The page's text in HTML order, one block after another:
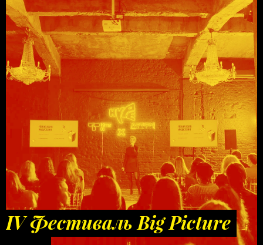
IV Фестиваль Big Picture